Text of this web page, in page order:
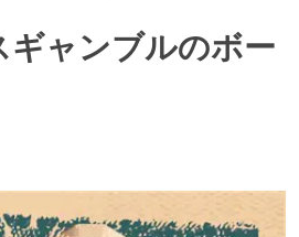
ギャンブルのボー